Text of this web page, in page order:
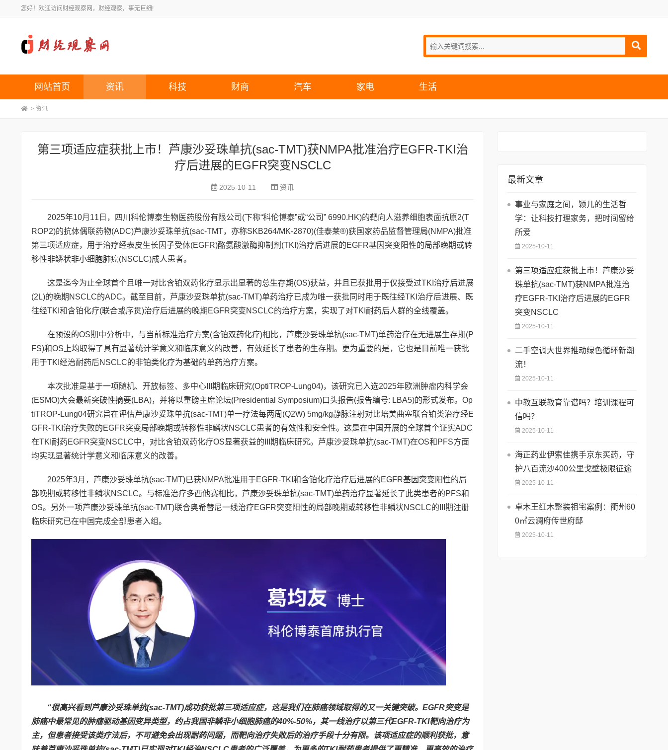
您好！欢迎访问财经观察网，财经观察，事无巨细!
网站首页 资讯 科技 财商 汽车 家电 生活
> 资讯
第三项适应症获批上市！芦康沙妥珠单抗(sac-TMT)获NMPA批准治疗EGFR-TKI治
疗后进展的EGFR突变NSCLC
2025-10-11 资讯
2025年10月11日，四川科伦博泰生物医药股份有限公司(下称“科伦博泰”或“公司” 6990.HK)的靶向人滋养细胞表面抗原2(T
ROP2)的抗体偶联药物(ADC)芦康沙妥珠单抗(sac-TMT，亦称SKB264/MK-2870)(佳泰莱®)获国家药品监督管理局(NMPA)批准
第三项适应症，用于治疗经表皮生长因子受体(EGFR)酪氨酸激酶抑制剂(TKI)治疗后进展的EGFR基因突变阳性的局部晚期或转
移性非鳞状非小细胞肺癌(NSCLC)成人患者。
这是迄今为止全球首个且唯一对比含铂双药化疗显示出显著的总生存期(OS)获益，并且已获批用于仅接受过TKI治疗后进展
(2L)的晚期NSCLC的ADC。截至目前，芦康沙妥珠单抗(sac-TMT)单药治疗已成为唯一获批同时用于既往经TKI治疗后进展、既
往经TKI和含铂化疗(联合或序贯)治疗后进展的晚期EGFR突变NSCLC的治疗方案，实现了对TKI耐药后人群的全线覆盖。
在预设的OS期中分析中，与当前标准治疗方案(含铂双药化疗)相比，芦康沙妥珠单抗(sac-TMT)单药治疗在无进展生存期(P
FS)和OS上均取得了具有显著统计学意义和临床意义的改善，有效延长了患者的生存期。更为重要的是，它也是目前唯一获批
用于TKI经治耐药后NSCLC的非铂类化疗为基础的单药治疗方案。
本次批准是基于一项随机、开放标签、多中心III期临床研究(OptiTROP-Lung04)，该研究已入选2025年欧洲肿瘤内科学会
(ESMO)大会最新突破性摘要(LBA)，并将以重磅主席论坛(Presidential Symposium)口头报告(报告编号: LBA5)的形式发布。Op
tiTROP-Lung04研究旨在评估芦康沙妥珠单抗(sac-TMT)单一疗法每两周(Q2W) 5mg/kg静脉注射对比培美曲塞联合铂类治疗经E
GFR-TKI治疗失败的EGFR突变局部晚期或转移性非鳞状NSCLC患者的有效性和安全性。这是在中国开展的全球首个证实ADC
在TKI耐药EGFR突变NSCLC中，对比含铂双药化疗OS显著获益的III期临床研究。芦康沙妥珠单抗(sac-TMT)在OS和PFS方面
均实现显著统计学意义和临床意义的改善。
2025年3月，芦康沙妥珠单抗(sac-TMT)已获NMPA批准用于EGFR-TKI和含铂化疗治疗后进展的EGFR基因突变阳性的局
部晚期或转移性非鳞状NSCLC。与标准治疗多西他赛相比，芦康沙妥珠单抗(sac-TMT)单药治疗显著延长了此类患者的PFS和
OS。另外一项芦康沙妥珠单抗(sac-TMT)联合奥希替尼一线治疗EGFR突变阳性的局部晚期或转移性非鳞状NSCLC的III期注册
临床研究已在中国完成全部患者入组。
“很高兴看到芦康沙妥珠单抗(sac-TMT)成功获批第三项适应症，这是我们在肺癌领域取得的又一关键突破。EGFR突变是
肺癌中最常见的肿瘤驱动基因变异类型，约占我国非鳞非小细胞肺癌的40%-50%，其一线治疗以第三代EGFR-TKI靶向治疗为
主，但患者接受该类疗法后，不可避免会出现耐药问题，而靶向治疗失败后的治疗手段十分有限。该项适应症的顺利获批，意
最新文章
事业与家庭之间，颖儿的生活哲
学：让科技打理家务，把时间留给
所爱
2025-10-11
第三项适应症获批上市！芦康沙妥
珠单抗(sac-TMT)获NMPA批准治
疗EGFR-TKI治疗后进展的EGFR
突变NSCLC
2025-10-11
二手空调大世界推动绿色循环新潮
流！
2025-10-11
中教互联教育靠谱吗？培训课程可
信吗？
2025-10-11
海正药业伊索佳携手京东买药，守
护八百流沙400公里戈壁极限征途
2025-10-11
卓木王红木整装祖宅案例：衢州60
0㎡云澜府传世府邸
2025-10-11